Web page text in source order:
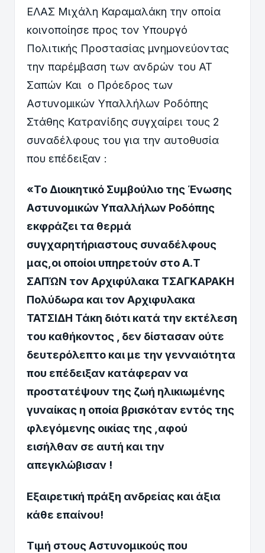
ΕΛΑΣ Μιχάλη Καραμαλάκη την οποία
κοινοποίησε προς τον Υπουργό
Πολιτικής Προστασίας μνημονεύοντας
την παρέμβαση των ανδρών του ΑΤ
Σαπών Και ο Πρόεδρος των
Αστυνομικών Υπαλλήλων Ροδόπης
Στάθης Κατρανίδης συγχαίρει τους 2
συναδέλφους του για την αυτοθυσία
που επέδειξαν :
«Το Διοικητικό Συμβούλιο της Ένωσης
Αστυνομικών Υπαλλήλων Ροδόπης
εκφράζει τα θερμά
συγχαρητήριαστους συναδέλφους
μας,οι οποίοι υπηρετούν στο Α.Τ
ΣΑΠΏΝ τον Αρχιφύλακα ΤΣΑΓΚΑΡΑΚΗ
Πολύδωρα και τον Αρχιφυλακα
ΤΑΤΣΙΔΗ Τάκη διότι κατά την εκτέλεση
του καθήκοντος , δεν δίστασαν ούτε
δευτερόλεπτο και με την γενναιότητα
που επέδειξαν κατάφεραν να
προστατέψουν της ζωή ηλικιωμένης
γυναίκας η οποία βρισκόταν εντός της
φλεγόμενης οικίας της ,αφού
εισήλθαν σε αυτή και την
απεγκλώβισαν !
Εξαιρετική πράξη ανδρείας και άξια
κάθε επαίνου!
Τιμή στους Αστυνομικούς που